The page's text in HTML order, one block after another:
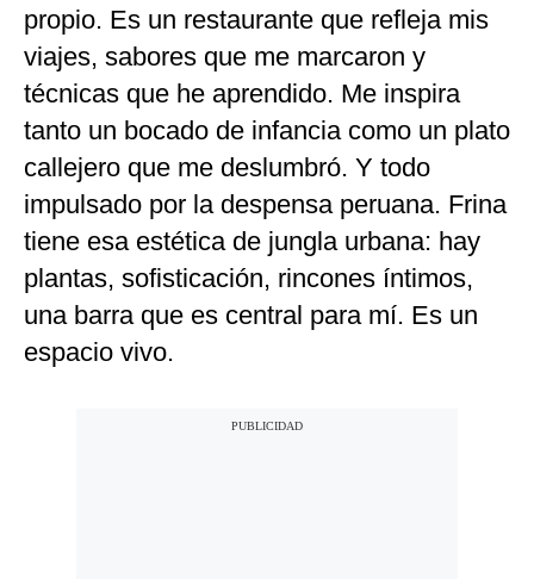
propio. Es un restaurante que refleja mis
viajes, sabores que me marcaron y
técnicas que he aprendido. Me inspira
tanto un bocado de infancia como un plato
callejero que me deslumbró. Y todo
impulsado por la despensa peruana. Frina
tiene esa estética de jungla urbana: hay
plantas, sofisticación, rincones íntimos,
una barra que es central para mí. Es un
espacio vivo.